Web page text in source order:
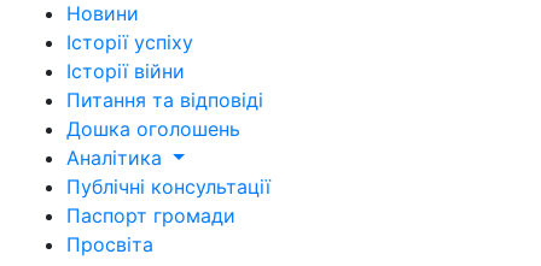
Новини
Історії успіху
Історії війни
Питання та відповіді
Дошка оголошень
Аналітика
Публічні консультації
Паспорт громади
Просвіта